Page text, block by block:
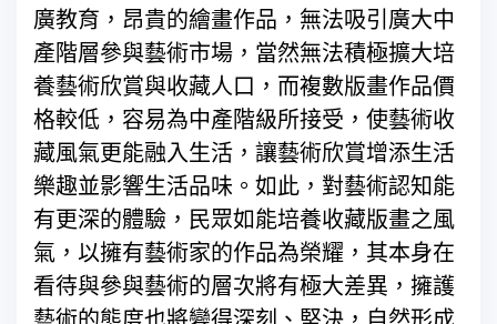
廣教育，昂貴的繪畫作品，無法吸引廣大中
產階層參與藝術市場，當然無法積極擴大培
養藝術欣賞與收藏人口，而複數版畫作品價
格較低，容易為中產階級所接受，使藝術收
藏風氣更能融入生活，讓藝術欣賞增添生活
樂趣並影響生活品味。如此，對藝術認知能
有更深的體驗，民眾如能培養收藏版畫之風
氣，以擁有藝術家的作品為榮耀，其本身在
看待與參與藝術的層次將有極大差異，擁護